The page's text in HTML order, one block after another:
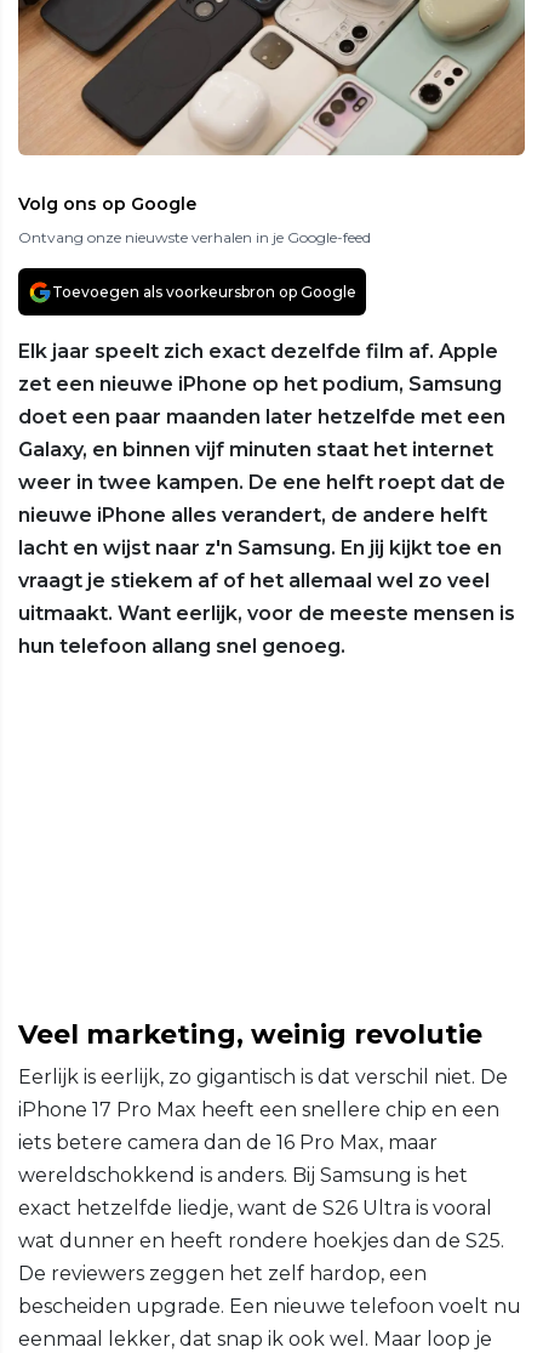
Volg ons op Google
Ontvang onze nieuwste verhalen in je Google-feed
Toevoegen als voorkeursbron op Google
Elk jaar speelt zich exact dezelfde film af. Apple
zet een nieuwe iPhone op het podium, Samsung
doet een paar maanden later hetzelfde met een
Galaxy, en binnen vijf minuten staat het internet
weer in twee kampen. De ene helft roept dat de
nieuwe iPhone alles verandert, de andere helft
lacht en wijst naar z'n Samsung. En jij kijkt toe en
vraagt je stiekem af of het allemaal wel zo veel
uitmaakt. Want eerlijk, voor de meeste mensen is
hun telefoon allang snel genoeg.
Veel marketing, weinig revolutie
Eerlijk is eerlijk, zo gigantisch is dat verschil niet. De
iPhone 17 Pro Max heeft een snellere chip en een
iets betere camera dan de 16 Pro Max, maar
wereldschokkend is anders. Bij Samsung is het
exact hetzelfde liedje, want de S26 Ultra is vooral
wat dunner en heeft rondere hoekjes dan de S25.
De reviewers zeggen het zelf hardop, een
bescheiden upgrade. Een nieuwe telefoon voelt nu
eenmaal lekker, dat snap ik ook wel. Maar loop je